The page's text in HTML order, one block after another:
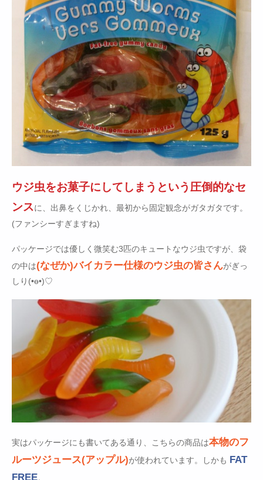
ウジ虫をお菓子にしてしまうという圧倒的なセ
ンスに、出鼻をくじかれ、最初から固定観念がガタガタです。
(ファンシーすぎますね)
パッケージでは優しく微笑む3匹のキュートなウジ虫ですが、袋
の中は(なぜか)バイカラー仕様のウジ虫の皆さんがぎっ
しり(•ө•)♡
実はパッケージにも書いてある通り、こちらの商品は本物のフ
ルーツジュース(アップル)が使われています。しかも FAT
FREE。